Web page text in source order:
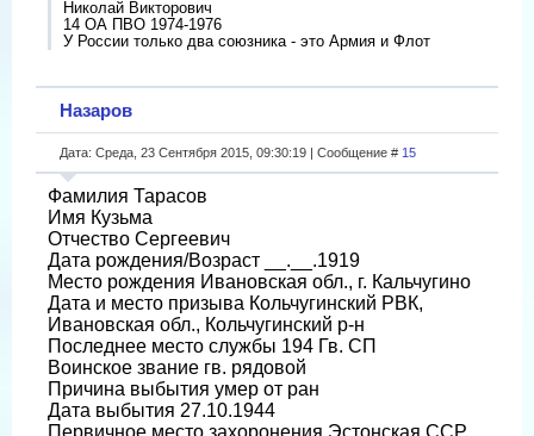
Николай Викторович
14 ОА ПВО 1974-1976
У России только два союзника - это Армия и Флот
Назаров
Дата: Среда, 23 Сентября 2015, 09:30:19 | Сообщение # 15
Фамилия Тарасов
Имя Кузьма
Отчество Сергеевич
Дата рождения/Возраст __.__.1919
Место рождения Ивановская обл., г. Кальчугино
Дата и место призыва Кольчугинский РВК,
Ивановская обл., Кольчугинский р-н
Последнее место службы 194 Гв. СП
Воинское звание гв. рядовой
Причина выбытия умер от ран
Дата выбытия 27.10.1944
Первичное место захоронения Эстонская ССР,